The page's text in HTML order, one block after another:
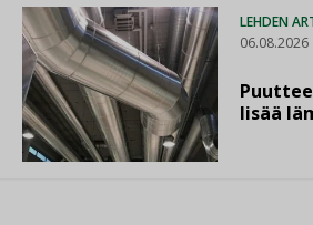
LEHDEN
06.08.2026
lisää